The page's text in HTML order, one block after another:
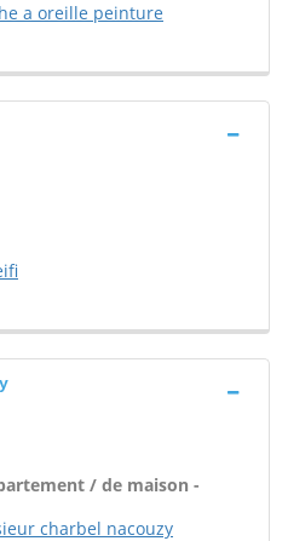
a oreille peinture
/ de maison -
charbel nacouzy